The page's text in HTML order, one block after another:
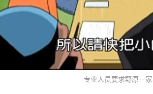
专业人员要求野原一